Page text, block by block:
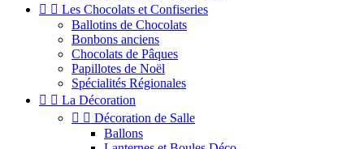
  Les Chocolats et Confiseries
Ballotins de Chocolats
Bonbons anciens
Chocolats de Pâques
Papillotes de Noël
Spécialités Régionales
  La Décoration
  Décoration de Salle
Ballons